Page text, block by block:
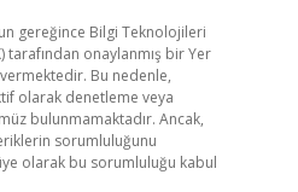
gereğince Bilgi Teknolojileri
tarafından onaylanmış bir Yer
vermektedir. Bu nedenle,
olarak denetleme veya
bulunmamaktadır. Ancak,
sorumluluğunu
olarak bu sorumluluğu kabul